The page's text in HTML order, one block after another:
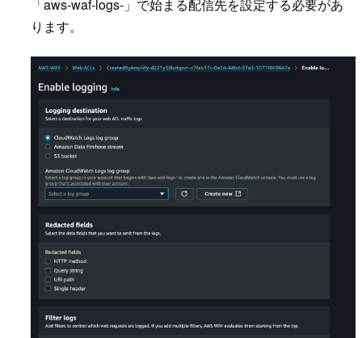
「aws-waf-logs-」で始まる配信先を設定する必要があ
ります。